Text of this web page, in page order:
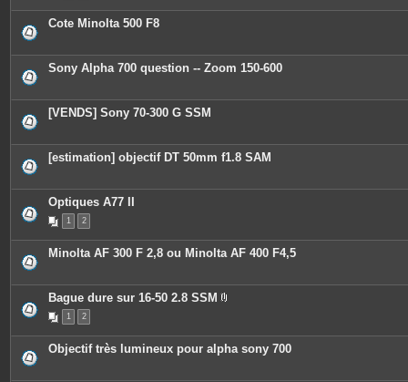
e
Cote Minolta 500 F8
Sony Alpha 700 question -- Zoom 150-600
[VENDS] Sony 70-300 G SSM
[estimation] objectif DT 50mm f1.8 SAM
Optiques A77 II
1 2
Minolta AF 300 F 2,8 ou Minolta AF 400 F4,5
Bague dure sur 16-50 2.8 SSM
c
e
1 2
Objectif très lumineux pour alpha sony 700